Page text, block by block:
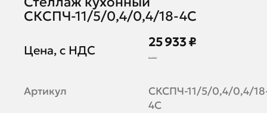
СКСПЧ-11/5/0,4/0,4/18-4С
Цена, с НДС
25 933 ₽
31 626 ₽
Артикул
СКСПЧ-11/5/0,4/0,4/
4С